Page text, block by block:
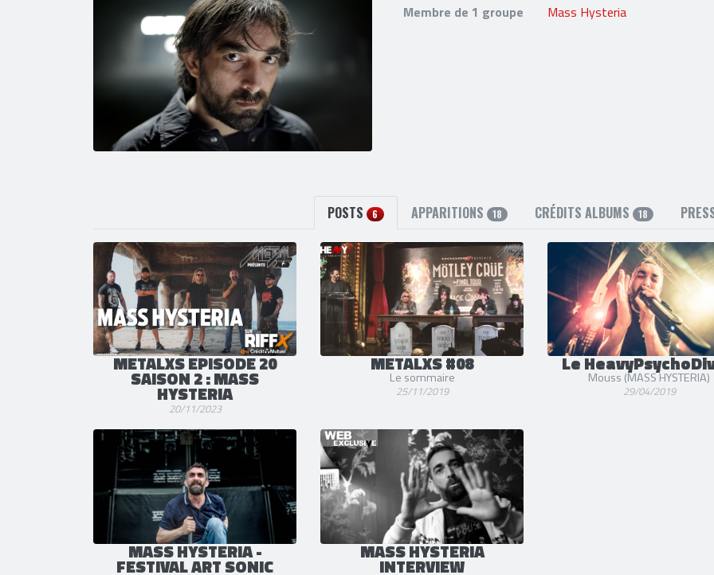
Membre de 1 groupe
Mass Hysteria
POSTS 6 APPARITIONS 18 CRÉDITS ALBUMS 18
METALXS EPISODE 20
SAISON 2 : MASS
HYSTERIA
20/11/2023
METALXS #08
Le sommaire
25/11/2019
Le
Mouss (MASS HYSTERIA)
29/04/2019
MASS HYSTERIA -
FESTIVAL ART SONIC
MASS HYSTERIA
INTERVIEW